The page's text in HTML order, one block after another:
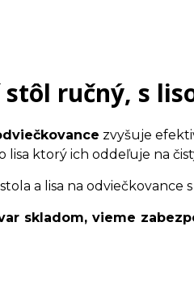
ručný, s
zvyšuje
ktorý ich oddeľuje na
a lisa na odviečkovance
skladom, vieme